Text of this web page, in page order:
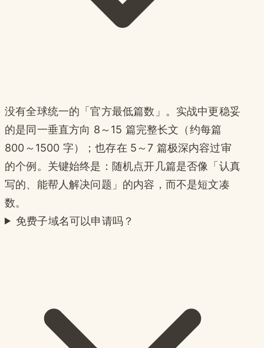
没有全球统一的「官方最低篇数」。实战中更稳妥
的是同一垂直方向 8～15 篇完整长文（约每篇
800～1500 字）；也存在 5～7 篇极深内容过审
的个例。关键始终是：随机点开几篇是否像「认真
写的、能帮人解决问题」的内容，而不是短文凑
数。
免费子域名可以申请吗？